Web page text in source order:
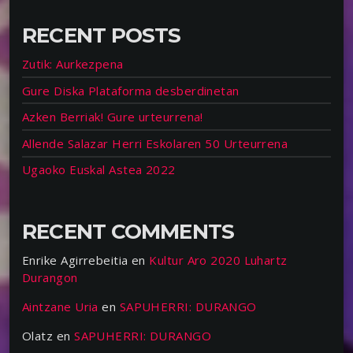
RECENT POSTS
Zutik: Aurkezpena
Gure Diska Plataforma desberdinetan
Azken Berriak! Gure urteurrena!
Allende Salazar Herri Eskolaren 50 Urteurrena
Ugaoko Euskal Astea 2022
RECENT COMMENTS
Enrike Agirrebeitia en Kultur Aro 2020 Luhartz
Durangon
Aintzane Uria en SAPUHERRI: DURANGO
Olatz enSAPUHERRI: DURANGO